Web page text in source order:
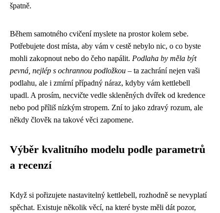
špatně.
Během samotného cvičení myslete na prostor kolem sebe.
Potřebujete dost místa, aby vám v cestě nebylo nic, o co byste
mohli zakopnout nebo do čeho napálit. Podlaha by měla být
pevná, nejlép s ochrannou podložkou – ta zachrání nejen vaši
podlahu, ale i zmírní případný náraz, kdyby vám kettlebell
upadl. A prosím, necvičte vedle skleněných dvířek od kredence
nebo pod příliš nízkým stropem. Zní to jako zdravý rozum, ale
někdy člověk na takové věci zapomene.
Výběr kvalitního modelu podle parametrů
a recenzí
Když si pořizujete nastavitelný kettlebell, rozhodně se nevyplatí
spěchat. Existuje několik věcí, na které byste měli dát pozor,